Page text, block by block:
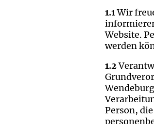
1.1Wir
Website.
werden
1.2
Person,